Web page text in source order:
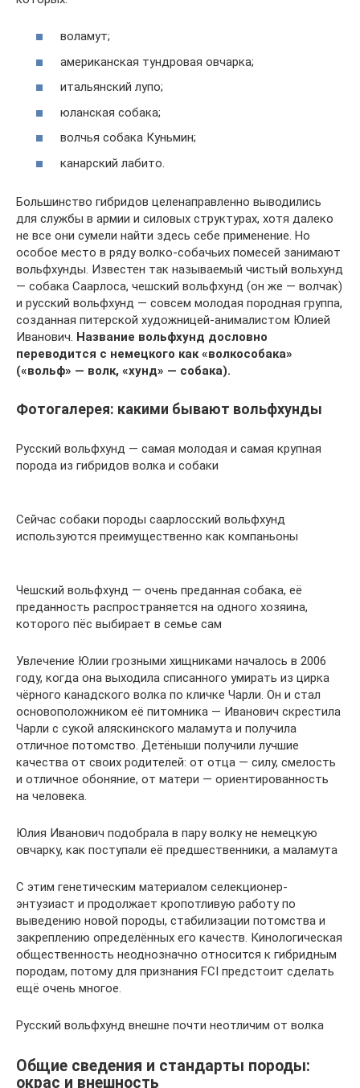
воламут;
американская тундровая овчарка;
итальянский лупо;
юланская собака;
волчья собака Куньмин;
канарский лабито.
Большинство гибридов целенаправленно выводились
для службы в армии и силовых структурах, хотя далеко
не все они сумели найти здесь себе применение. Но
особое место в ряду волко-собачьих помесей занимают
вольфхунды. Известен так называемый чистый вольхунд
— собака Саарлоса, чешский вольфхунд (он же — волчак)
и русский вольфхунд — совсем молодая породная группа,
созданная питерской художницей-анималистом Юлией
Иванович. Название вольфхунд дословно
переводится с немецкого как «волкособака»
(«вольф» — волк, «хунд» — собака).
Фотогалерея: какими бывают вольфхунды
Русский вольфхунд — самая молодая и самая крупная
порода из гибридов волка и собаки
Сейчас собаки породы саарлосский вольфхунд
используются преимущественно как компаньоны
Чешский вольфхунд — очень преданная собака, её
преданность распространяется на одного хозяина,
которого пёс выбирает в семье сам
Увлечение Юлии грозными хищниками началось в 2006
году, когда она выходила списанного умирать из цирка
чёрного канадского волка по кличке Чарли. Он и стал
основоположником её питомника — Иванович скрестила
Чарли с сукой аляскинского маламута и получила
отличное потомство. Детёныши получили лучшие
качества от своих родителей: от отца — силу, смелость
и отличное обоняние, от матери — ориентированность
на человека.
Юлия Иванович подобрала в пару волку не немецкую
овчарку, как поступали её предшественники, а маламута
С этим генетическим материалом селекционер-
энтузиаст и продолжает кропотливую работу по
выведению новой породы, стабилизации потомства и
закреплению определённых его качеств. Кинологическая
общественность неоднозначно относится к гибридным
породам, потому для признания FCI предстоит сделать
ещё очень многое.
Русский вольфхунд внешне почти неотличим от волка
Общие сведения и стандарты породы:
окрас и внешность